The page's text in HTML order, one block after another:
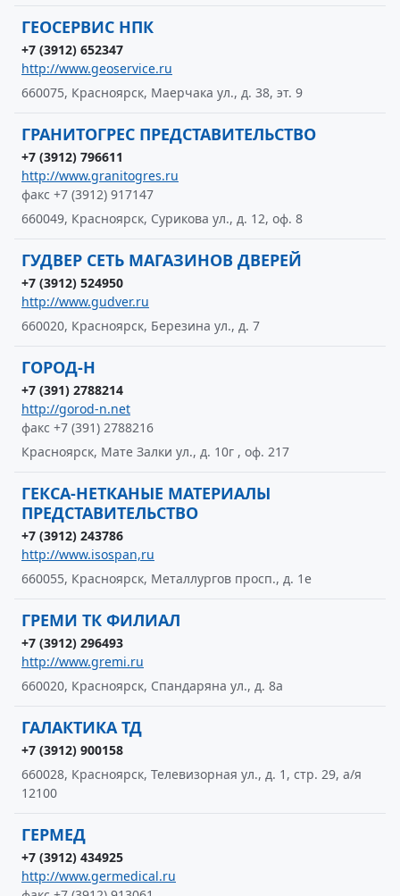
ГЕОСЕРВИС НПК
+7 (3912) 652347
http://www.geoservice.ru
660075, Красноярск, Маерчака ул., д. 38, эт. 9
ГРАНИТОГРЕС ПРЕДСТАВИТЕЛЬСТВО
+7 (3912) 796611
http://www.granitogres.ru
факс +7 (3912) 917147
660049, Красноярск, Сурикова ул., д. 12, оф. 8
ГУДВЕР СЕТЬ МАГАЗИНОВ ДВЕРЕЙ
+7 (3912) 524950
http://www.gudver.ru
660020, Красноярск, Березина ул., д. 7
ГОРОД-Н
+7 (391) 2788214
http://gorod-n.net
факс +7 (391) 2788216
Красноярск, Мате Залки ул., д. 10г , оф. 217
ГЕКСА-НЕТКАНЫЕ МАТЕРИАЛЫ
ПРЕДСТАВИТЕЛЬСТВО
+7 (3912) 243786
http://www.isospan,ru
660055, Красноярск, Металлургов просп., д. 1е
ГРЕМИ ТК ФИЛИАЛ
+7 (3912) 296493
http://www.gremi.ru
660020, Красноярск, Спандаряна ул., д. 8а
ГАЛАКТИКА ТД
+7 (3912) 900158
660028, Красноярск, Телевизорная ул., д. 1, стр. 29, а/я
12100
ГЕРМЕД
+7 (3912) 434925
http://www.germedical.ru